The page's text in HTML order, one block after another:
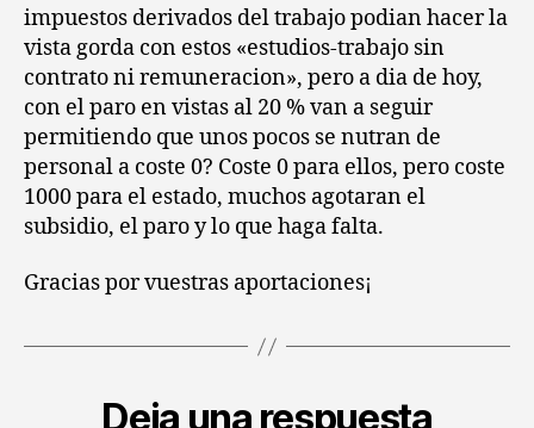
impuestos derivados del trabajo podian hacer la
vista gorda con estos «estudios-trabajo sin
contrato ni remuneracion», pero a dia de hoy,
con el paro en vistas al 20 % van a seguir
permitiendo que unos pocos se nutran de
personal a coste 0? Coste 0 para ellos, pero coste
1000 para el estado, muchos agotaran el
subsidio, el paro y lo que haga falta.
Gracias por vuestras aportaciones¡
Deja una respuesta